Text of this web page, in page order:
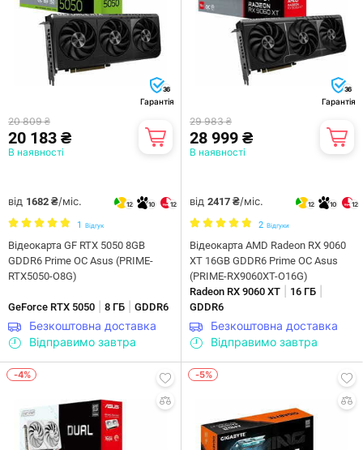
36
Гарантія
20 809 ₴
20 183 ₴
В наявності
від 1682 ₴/міс. 12 10 12
1 Відгук
Відеокарта GF RTX 5050 8GB
GDDR6 Prime OC Asus (PRIME-
RTX5050-O8G)
GeForce RTX 5050 8 ГБ GDDR6
Безкоштовна доставка
Відправимо завтра
36
Гарантія
29 983 ₴
28 999 ₴
В наявності
від 2417 ₴/міс. 12 10 12
2 Відгуки
Відеокарта AMD Radeon RX 9060
XT 16GB GDDR6 Prime OC Asus
(PRIME-RX9060XT-O16G)
Radeon RX 9060 XT
16 ГБ
GDDR6
Безкоштовна доставка
Відправимо завтра
-4% -5%